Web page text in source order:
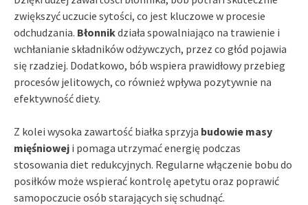
zwiększyć uczucie sytości, co jest kluczowe w procesie
odchudzania. Błonnikdziała spowalniająco na trawienie i
wchłanianie składników odżywczych, przez co głód pojawia
się rzadziej. Dodatkowo, bób wspiera prawidłowy przebieg
procesów jelitowych, co również wpływa pozytywnie na
efektywność diety.
Z kolei wysoka zawartość białka sprzyja budowie masy
mięśniowej i pomaga utrzymać energię podczas
stosowania diet redukcyjnych. Regularne włączenie bobu do
posiłków może wspierać kontrolę apetytu oraz poprawić
samopoczucie osób starających się schudnąć.